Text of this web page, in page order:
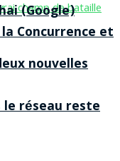
nouvelles
le réseau reste
(Google)
Concurrence et